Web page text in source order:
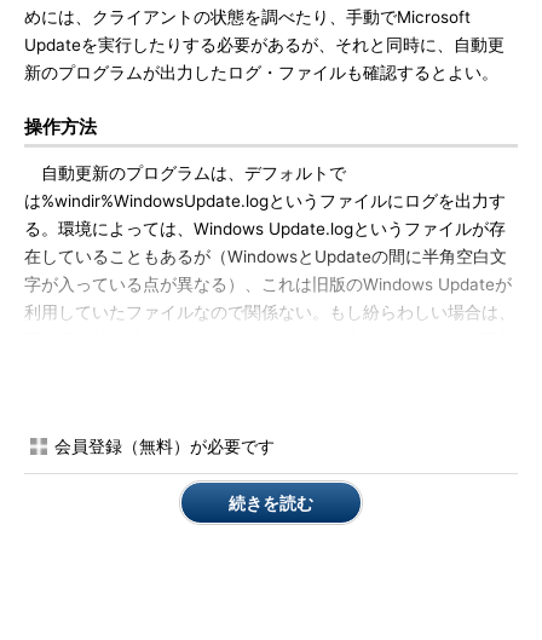
めには、クライアントの状態を調べたり、手動でMicrosoft
Updateを実行したりする必要があるが、それと同時に、自動更
新のプログラムが出力したログ・ファイルも確認するとよい。
操作方法
自動更新のプログラムは、デフォルトで
は%windir%WindowsUpdate.logというファイルにログを出力す
る。環境によっては、Windows Update.logというファイルが存
在していることもあるが（WindowsとUpdateの間に半角空白文
字が入っている点が異なる）、これは旧版のWindows Updateが
利用していたファイルなので関係ない。もし紛らわしい場合は、
けばよい。すると、自動更新のサービスが、処理の各段階で行っ
た作業などが時間順にすべて記録されていることが分かるだろ
う。正しく自動更新が設定されていると、一番下には、最後に行
った作業（修正プログラムのチェックやダウンロード、適用な
会員登録（無料）が必要です
続きを読む